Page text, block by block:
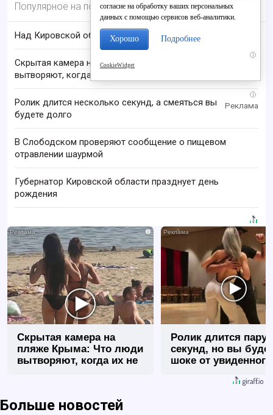
Популярное на портале
Над Кировской областью сбили БПЛА
i
Скрытая камера на пляже Крыма: Что люди
вытворяют, когда их не видят...
i
Ролик длится несколько секунд, а смеяться вы
будете долго
В Слободском проверяют сообщение о пищевом
отравлении шаурмой
Губернатор Кировской области празднует день
рождения
i
Скрытая камера на
пляже Крыма: Что люди
вытворяют, когда их не
Ролик длится пару
секунд, но вы
шоке от увиденного
Больше новостей
согласие на обработку ваших персональных
данных с помощью сервисов веб-аналитики.
Хорошо Подробнее
CookieWidget